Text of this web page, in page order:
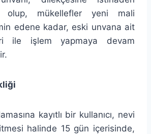
olup, mükellefler yeni mali
edene kadar, eski unvana ait
ile işlem yapmaya devam
kayıtlı bir kullanıcı, nevi
halinde 15 gün içerisinde,